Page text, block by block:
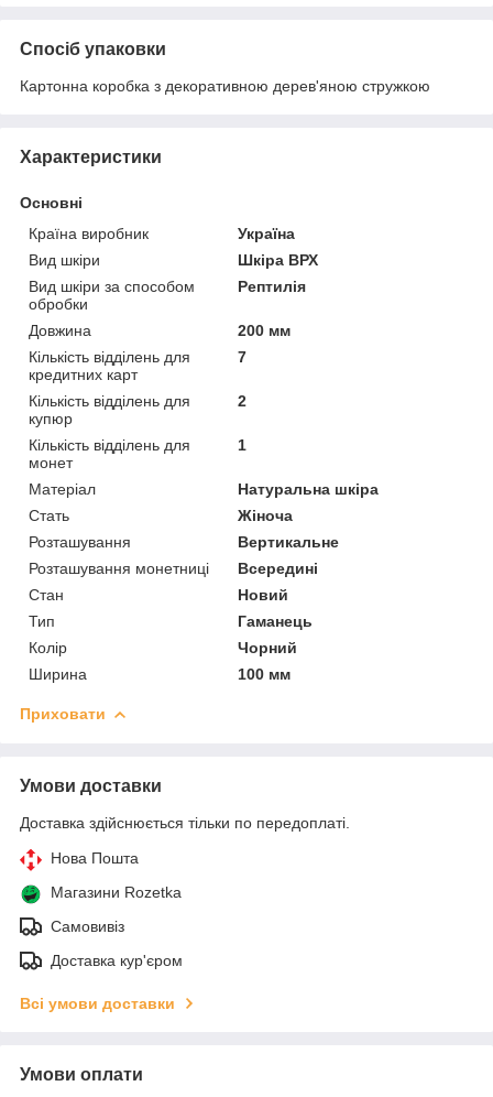
Спосіб упаковки
Картонна коробка з декоративною дерев'яною стружкою
Характеристики
Основні
Країна виробник
Україна
Вид шкіри
Шкіра ВРХ
Вид шкіри за способом
обробки
Рептилія
Довжина
200 мм
Кількість відділень для
кредитних карт
7
Кількість відділень для
купюр
2
Кількість відділень для
монет
1
Матеріал
Натуральна шкіра
Стать
Жіноча
Розташування
Вертикальне
Розташування монетниці
Всередині
Стан
Новий
Тип
Гаманець
Колір
Чорний
Ширина
100 мм
Приховати
Умови доставки
Доставка здійснюється тільки по передоплаті.
Нова Пошта
Магазини Rozetka
Самовивіз
Доставка кур'єром
Всі умови доставки
Умови оплати